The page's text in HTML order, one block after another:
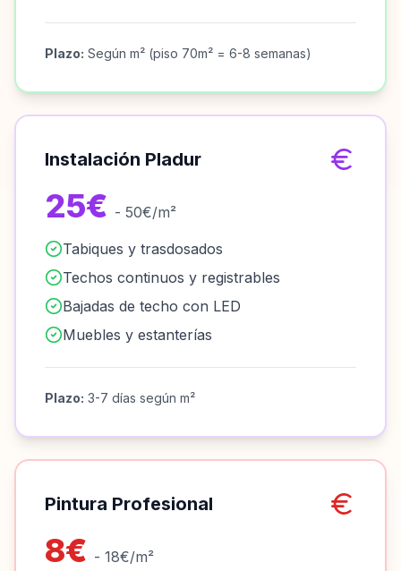
Plazo: Según m² (piso 70m² = 6-8 semanas)
Instalación Pladur
25€ - 50€/m²
Tabiques y trasdosados
Techos continuos y registrables
Bajadas de techo con LED
Muebles y estanterías
Plazo: 3-7 días según m²
Pintura Profesional
8€ - 18€/m²